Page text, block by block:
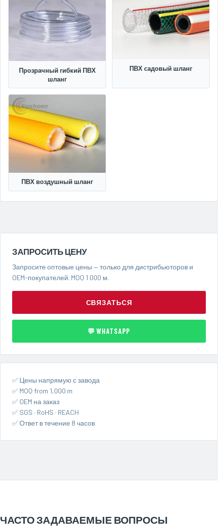
Прозрачный гибкий ПВХ
шланг
ПВХ садовый шланг
ПВХ воздушный шланг
ЗАПРОСИТЬ ЦЕНУ
Запросите оптовые цены — только для дистрибьюторов и
OEM-покупателей. MOQ 1 000 м.
СВЯЗАТЬСЯ
💬 WHATSAPP
✅ Цены напрямую с завода
✅ MOQ from 1,000 m
✅ OEM на заказ
✅ SGS · RoHS · REACH
✅ Ответ в течение 8 часов
ЧАСТО ЗАДАВАЕМЫЕ ВОПРОСЫ